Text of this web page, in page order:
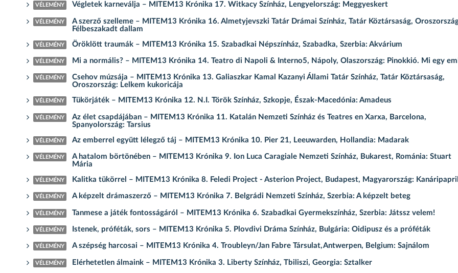
VÉLEMÉNY Végletek karneválja – MITEM13 Krónika 17. Witkacy Színház, Lengyelország: Meggyeskert
VÉLEMÉNY
A szerző szelleme – MITEM13 Krónika 16. Almetyjevszki Tatár Drámai Színház, Tatár Köztársaság,
Félbeszakadt dallam
VÉLEMÉNY Öröklött traumák – MITEM13 Krónika 15. Szabadkai Népszínház, Szabadka, Szerbia: Akvárium
VÉLEMÉNY Mi a normális? – MITEM13 Krónika 14. Teatro di Napoli & Interno5, Nápoly, Olaszország: Pinokkió. Mi egy
VÉLEMÉNY
Csehov múzsája – MITEM13 Krónika 13. Galiaszkar Kamal Kazanyi Állami Tatár Színház, Tatár Köztársaság,
Oroszország: Lelkem kukoricája
VÉLEMÉNY Tükörjáték – MITEM13 Krónika 12. N.I. Török Színház, Szkopje, Észak-Macedónia: Amadeus
VÉLEMÉNY
Az élet csapdájában – MITEM13 Krónika 11. Katalán Nemzeti Színház és Teatres en Xarxa, Barcelona,
Spanyolország: Tarsius
VÉLEMÉNY Az emberrel együtt lélegző táj – MITEM13 Krónika 10. Pier 21, Leeuwarden, Hollandia: Madarak
VÉLEMÉNY
A hatalom börtönében – MITEM13 Krónika 9. Ion Luca Caragiale Nemzeti Színház, Bukarest, Románia: Stuart
Mária
VÉLEMÉNY Kalitka tükörrel – MITEM13 Krónika 8. Feledi Project - Asterion Project, Budapest, Magyarország:
VÉLEMÉNY A képzelt drámaszerző – MITEM13 Krónika 7. Belgrádi Nemzeti Színház, Szerbia: A képzelt beteg
VÉLEMÉNY Tanmese a játék fontosságáról – MITEM13 Krónika 6. Szabadkai Gyermekszínház, Szerbia: Játssz velem!
VÉLEMÉNY Istenek, próféták, sors – MITEM13 Krónika 5. Plovdivi Dráma Színház, Bulgária: Oidipusz és a próféták
VÉLEMÉNY A szépség harcosai – MITEM13 Krónika 4. Troubleyn/Jan Fabre Társulat, Antwerpen, Belgium: Sajnálom
VÉLEMÉNY Elérhetetlen álmaink – MITEM13 Krónika 3. Liberty Színház, Tbiliszi, Georgia: Sztalker